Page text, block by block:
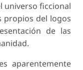
universo ficcional
propios del logos
de las
aparentemente